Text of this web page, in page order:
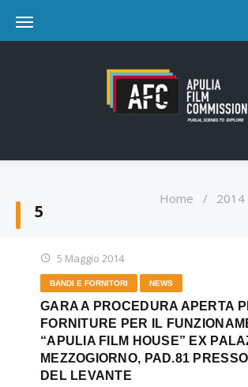
5
Home / 2014
5 Maggio 2014
BANDI E FORNITORI NEWS
GARA A PROCEDURA APERTA
FORNITURE PER IL
“APULIA FILM HOUSE” EX
MEZZOGIORNO, PAD.81
DEL LEVANTE